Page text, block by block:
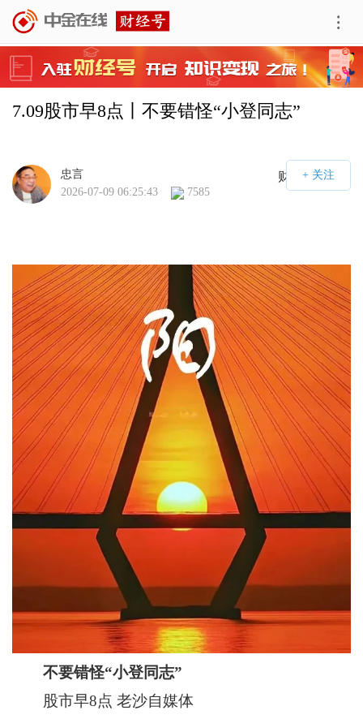
7.09股市早8点丨不要错怪“小登同志”
财经号APP
忠言
2026-07-09 06:25:43
7585
不要错怪“小登同志”
股市早8点 老沙自媒体